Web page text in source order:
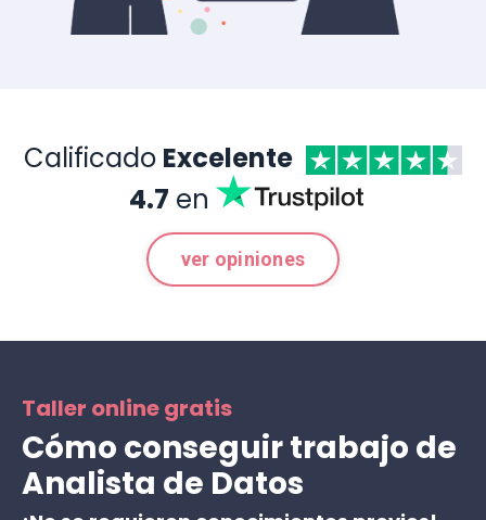
Calificado Excelente
4.7 en
ver opiniones
Taller online gratis
Cómo conseguir trabajo de
Analista de Datos